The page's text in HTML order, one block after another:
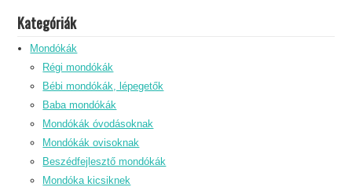
Kategóriák
Mondókák
Régi mondókák
Bébi mondókák, lépegetők
Baba mondókák
Mondókák óvodásoknak
Mondókák ovisoknak
Beszédfejlesztő mondókák
Mondóka kicsiknek